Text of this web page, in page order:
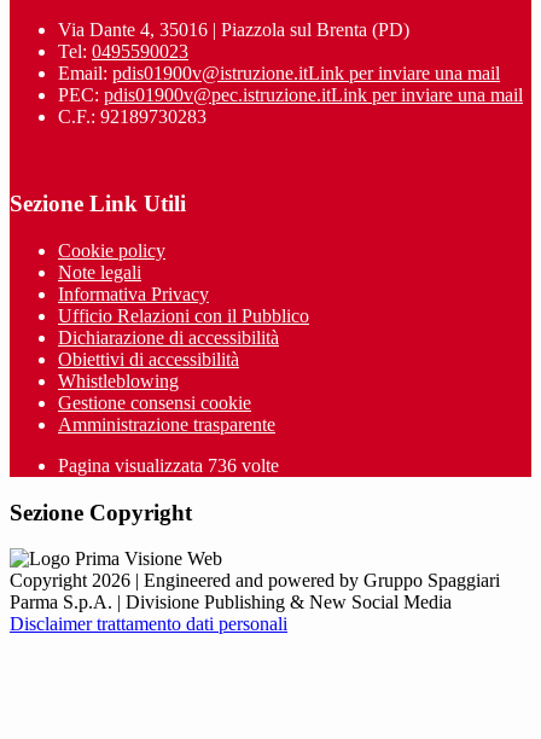
Via Dante 4, 35016 | Piazzola sul Brenta (PD)
Tel: 0495590023
Email: pdis01900v@istruzione.itLink per inviare una mail
PEC: pdis01900v@pec.istruzione.itLink per inviare una mail
C.F.: 92189730283
Sezione Link Utili
Cookie policy
Note legali
Informativa Privacy
Ufficio Relazioni con il Pubblico
Dichiarazione di accessibilità
Obiettivi di accessibilità
Whistleblowing
Gestione consensi cookie
Amministrazione trasparente
Pagina visualizzata 736 volte
Sezione Copyright
Copyright 2026 | Engineered and powered by Gruppo Spaggiari
Parma S.p.A. | Divisione Publishing & New Social Media
Disclaimer trattamento dati personali